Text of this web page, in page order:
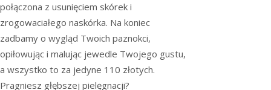
połączona z usunięciem skórek i
zrogowaciałego naskórka. Na koniec
zadbamy o wygląd Twoich paznokci,
opiłowując i malując jewedle Twojego gustu,
a wszystko to za jedyne 110 złotych.
Pragniesz głębszej pielęgnacji?